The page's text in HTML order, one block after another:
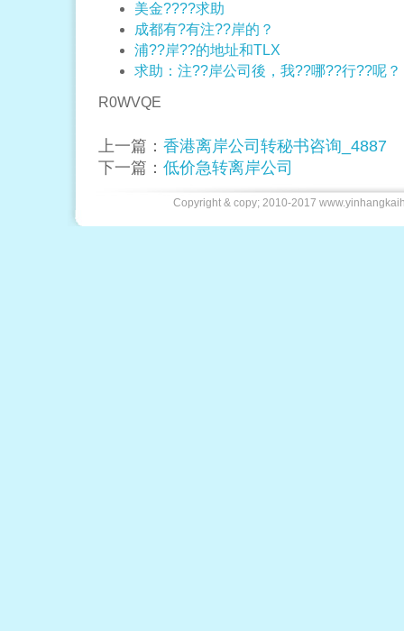
美金????求助
成都有?有注??岸的？
浦??岸??的地址和TLX
求助：注??岸公司後，我??哪??行??呢？
R0WVQE
上一篇： 香港离岸公司转秘书咨询_4887
下一篇： 低价急转离岸公司
Copyright & copy; 2010-2017